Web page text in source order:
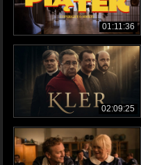
01:11:36
02:09:25